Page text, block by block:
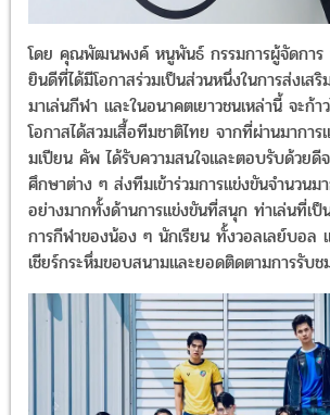
โดย คุณพัฒนพงค์ หนูพันธ์ กรรมการผู้จัดการ
ยินดีที่ได้มีโอกาสร่วมเป็นส่วนหนึ่งในการส่งเส
มาเล่นกีฬา และในอนาคตเยาวชนเหล่านี้ จะก้
โอกาสได้สวมเสื้อทีมชาติไทย จากที่ผ่านมากา
มเปียน คัพ ได้รับความสนใจและตอบรับด้วยดี
ศึกษาต่าง ๆ ส่งทีมเข้าร่วมการแข่งขันจำนวนม
อย่างมากทั้งด้านการแข่งขันที่สนุก ท่าเล่นที่
การกีฬาของน้อง ๆ นักเรียน ทั้งวอลเลย์บอล
เชียร์กระหึ่มขอบสนามและยอดติดตามการรับ